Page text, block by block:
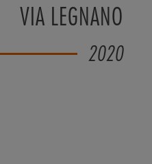
VIA LEGNANO
2020